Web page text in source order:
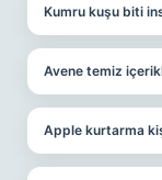
Kumru kuşu biti
Avene temiz
Apple kurtarma